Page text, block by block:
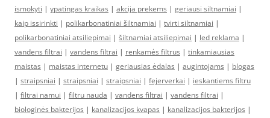
ismokyti | ypatingas kraikas | akcija prekems | geriausi siltnamiai |
kaip issirinkti | polikarbonatiniai šiltnamiai | tvirti siltnamiai |
polikarbonatiniai atsiliepimai | šiltnamiai atsiliepimai | led reklama |
vandens filtrai | vandens filtrai | renkamės filtrus | tinkamiausias
maistas | maistas internetu | geriausias ėdalas | augintojams | blogas
| straipsniai | straipsniai | straipsniai | fejerverkai | ieskantiems filtru
| filtrai namui | filtru nauda | vandens filtrai | vandens filtrai |
biologinės bakterijos | kanalizacijos kvapas | kanalizacijos bakterijos |